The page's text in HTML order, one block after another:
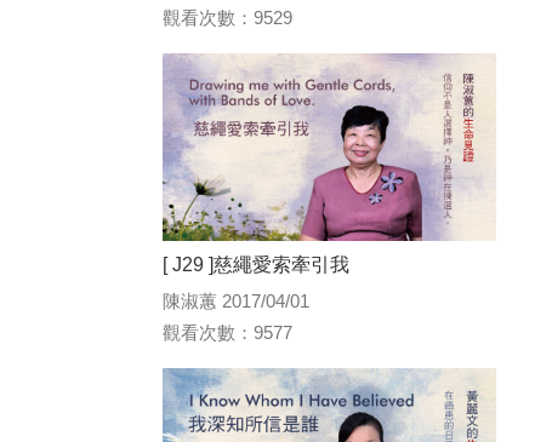
觀看次數：9529
[ J29 ]慈繩愛索牽引我
陳淑蕙 2017/04/01
觀看次數：9577